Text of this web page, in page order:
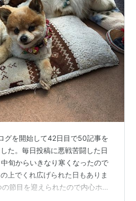
グを開始して42日目で50記事を
た。毎日投稿に悪戦苦闘した日
旬からいきなり寒くなったので
上でくれ広げられた日もありま
節目を迎えられたので内心ホッ